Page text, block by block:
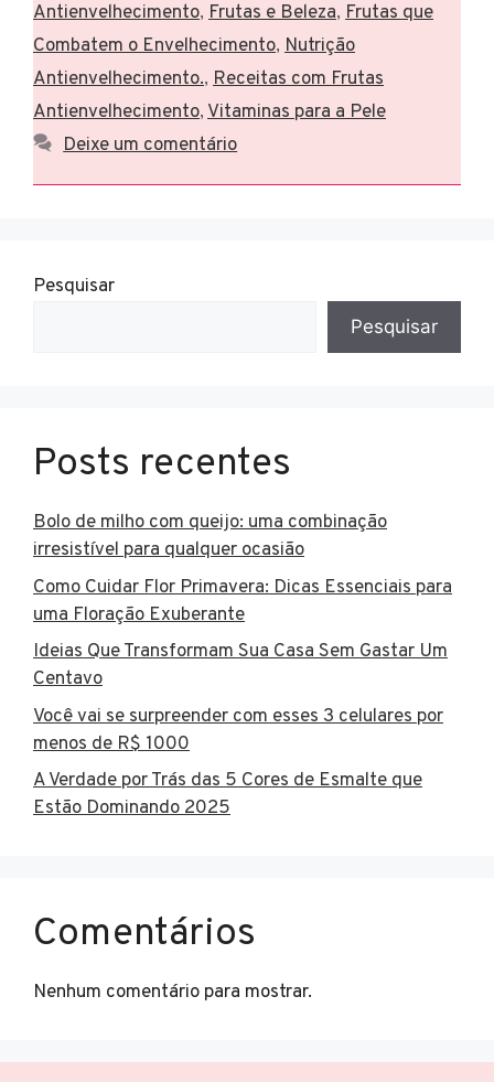
Antienvelhecimento, Frutas e Beleza, Frutas que
Combatem o Envelhecimento, Nutrição
Antienvelhecimento., Receitas com Frutas
Antienvelhecimento,Vitaminas para a Pele
Deixe um comentário
Pesquisar
Pesquisar
Posts recentes
Bolo de milho com queijo: uma combinação
irresistível para qualquer ocasião
Como Cuidar Flor Primavera: Dicas Essenciais para
uma Floração Exuberante
Ideias Que Transformam Sua Casa Sem Gastar Um
Centavo
Você vai se surpreender com esses 3 celulares por
menos de R$ 1000
A Verdade por Trás das 5 Cores de Esmalte que
Estão Dominando 2025
Comentários
Nenhum comentário para mostrar.